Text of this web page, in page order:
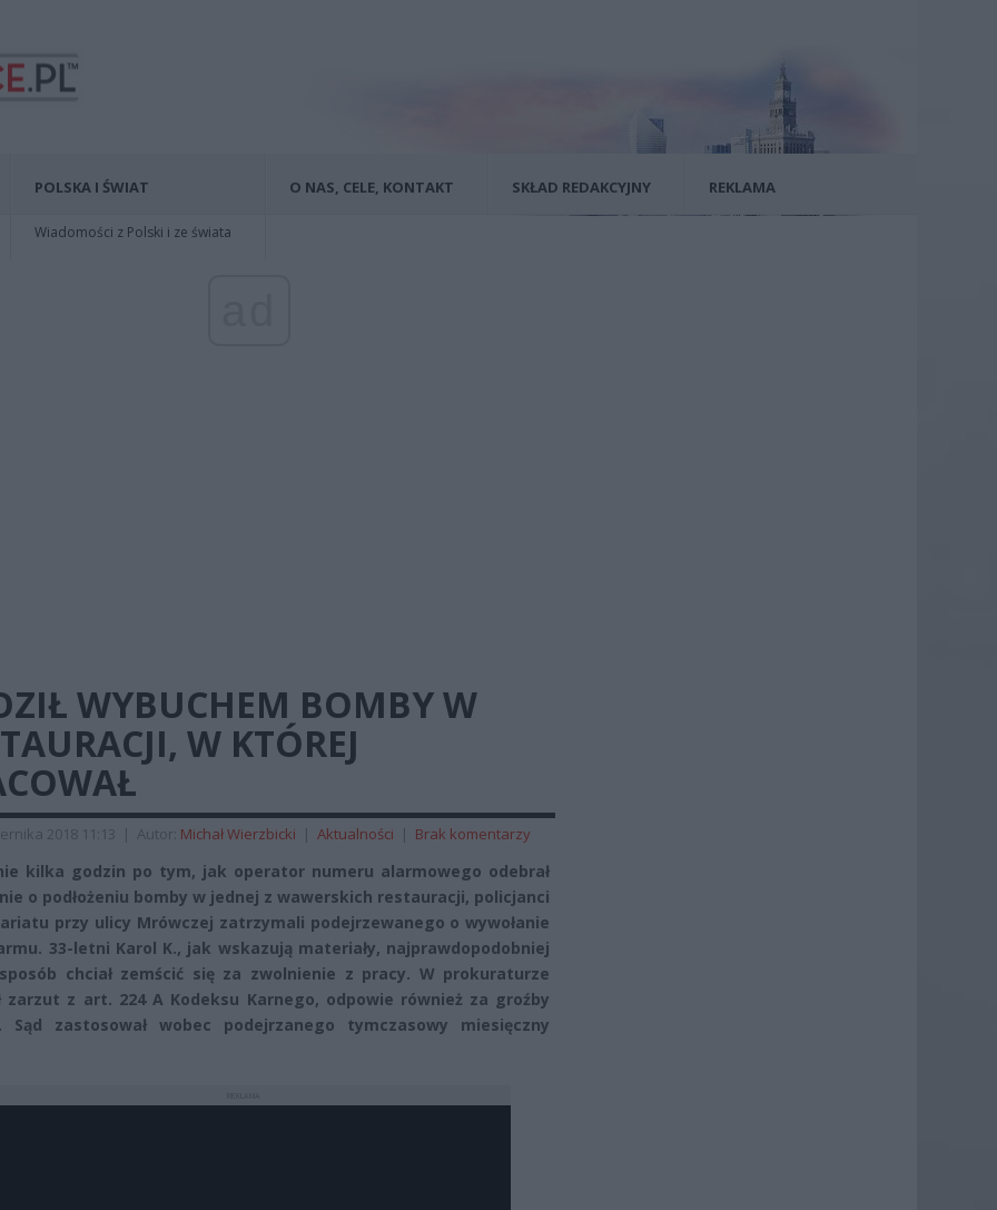
POLSKA I ŚWIAT
Wiadomości z Polski i ze świata
O NAS, CELE, KONTAKT SKŁAD REDAKCYJNY REKLAMA
WYBUCHEM BOMBY W
W KTÓREJ
2018 11:13 | Autor: Michał Wierzbicki | Aktualności | Brak komentarzy
kilka godzin po tym, jak operator numeru alarmowego odebrał
o podłożeniu bomby w jednej z wawerskich restauracji, policjanci
przy ulicy Mrówczej zatrzymali podejrzewanego o wywołanie
33-letni Karol K., jak wskazują materiały, najprawdopodobniej
chciał zemścić się za zwolnienie z pracy. W prokuraturze
zarzut z art. 224 A Kodeksu Karnego, odpowie również za groźby
Sąd zastosował wobec podejrzanego tymczasowy miesięczny